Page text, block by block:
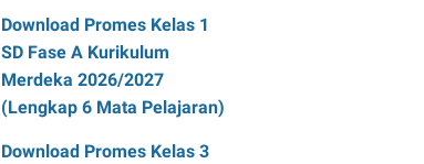
Download Promes Kelas 1
SD Fase A Kurikulum
Merdeka 2026/2027
(Lengkap 6 Mata Pelajaran)
Download Promes Kelas 3